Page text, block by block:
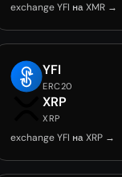
exchange YFI на XMR →
YFI
ERC20
XRP
XRP
exchange YFI на XRP →